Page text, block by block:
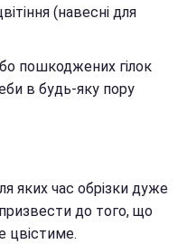
(навесні для
пошкоджених гілок
в будь-яку пору
яких час обрізки дуже
до того, що
цвістиме.